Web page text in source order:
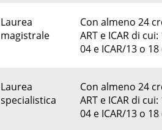
Laurea
magistrale
Con almeno 24
ART e ICAR di
04 e ICAR/13 o
Laurea
specialistica
Con almeno 24
ART e ICAR di
04 e ICAR/13 o